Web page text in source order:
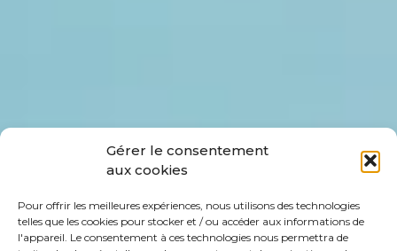
Gérer le consentement
aux cookies
Pour offrir les meilleures expériences, nous utilisons des technologies
telles que les cookies pour stocker et / ou accéder aux informations de
l'appareil. Le consentement à ces technologies nous permettra de